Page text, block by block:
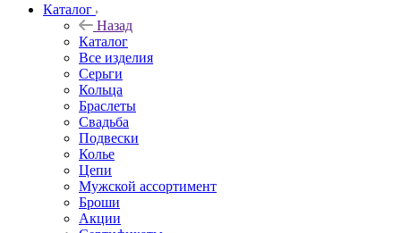
Каталог
Назад
Каталог
Все изделия
Серьги
Кольца
Браслеты
Свадьба
Подвески
Колье
Цепи
Мужской ассортимент
Броши
Акции